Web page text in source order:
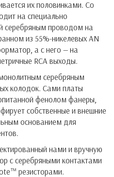
их половинками. Со
на специально
серебряным проводом на
из 55%-никелевых AN
а с него — на
RCA выходы.
серебряным
колодок. Сами платы
фенолом фанеры,
собственные и внешние
основанием для
нами и вручную
с серебряными контактами
резисторами.